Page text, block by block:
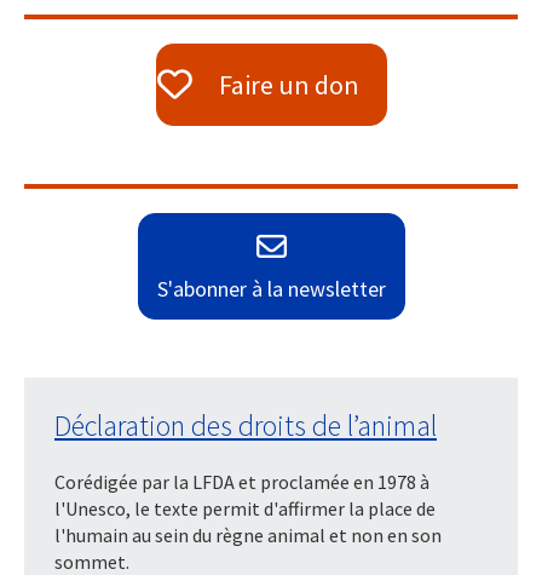
Faire un don
S'abonner à la newsletter
Déclaration des droits de l’animal
Corédigée par la LFDA et proclamée en 1978 à
l'Unesco, le texte permit d'affirmer la place de
l'humain au sein du règne animal et non en son
sommet.